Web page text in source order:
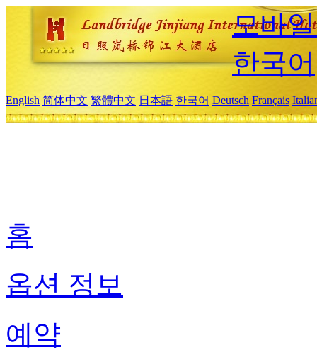
모바
한국어
English 简体中文 繁體中文 日本語 한국어 Deutsch Français
홈
옵션 정보
예약